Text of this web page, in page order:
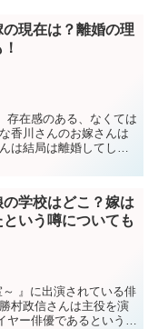
現在は？離婚の理
存在感のある、なくては
香川さんのお嫁さんは
は結局は離婚してしま
学校はどこ？嫁は
いう噂についても
～ 』に出演されている俳
村政信さんは主役を演
ヤー俳優であるというイ